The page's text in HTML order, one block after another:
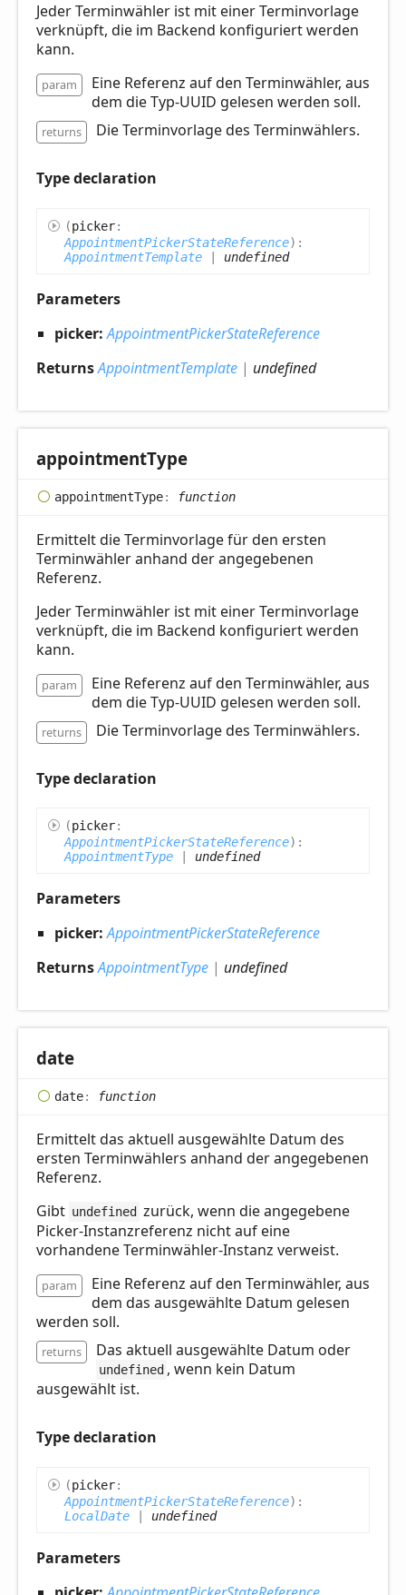
Jeder Terminwähler ist mit einer Terminvorlage
verknüpft, die im Backend konfiguriert werden
kann.
param
Eine Referenz auf den Terminwähler, aus
dem die Typ-UUID gelesen werden soll.
returns Die Terminvorlage des Terminwählers.
Type declaration
(picker:
AppointmentPickerStateReference) :
AppointmentTemplate | undefined
Parameters
picker:AppointmentPickerStateReference
ReturnsAppointmentTemplate | undefined
appointmentType
appointmentType: function
Ermittelt die Terminvorlage für den ersten
Terminwähler anhand der angegebenen
Referenz.
Jeder Terminwähler ist mit einer Terminvorlage
verknüpft, die im Backend konfiguriert werden
kann.
param
Eine Referenz auf den Terminwähler, aus
dem die Typ-UUID gelesen werden soll.
returns Die Terminvorlage des Terminwählers.
Type declaration
(picker:
AppointmentPickerStateReference) :
AppointmentType
undefined
Parameters
picker:AppointmentPickerStateReference
ReturnsAppointmentType | undefined
date
date: function
Ermittelt das aktuell ausgewählte Datum des
ersten Terminwählers anhand der angegebenen
Referenz.
Gibt undefined zurück, wenn die angegebene
Picker-Instanzreferenz nicht auf eine
vorhandene Terminwähler-Instanz verweist.
param
Eine Referenz auf den Terminwähler, aus
dem das ausgewählte Datum gelesen
werden soll.
returns Das aktuell ausgewählte Datum oder
undefined , wenn kein Datum
ausgewählt ist.
Type declaration
(picker:
AppointmentPickerStateReference) :
LocalDate
undefined
Parameters